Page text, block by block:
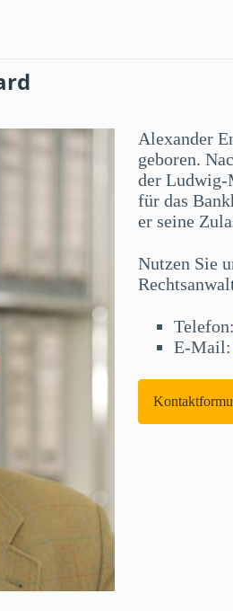
Alexander
geboren.
der Ludwig-
für das
er seine
Nutzen Sie
Telefon:
E-Mail: